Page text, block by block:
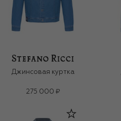
Джинсовая куртка
275 000 ₽